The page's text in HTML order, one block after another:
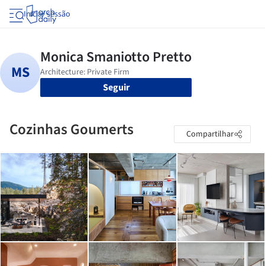
Iniciar sessão
Seguir
Cozinhas Goumerts Compartilhar